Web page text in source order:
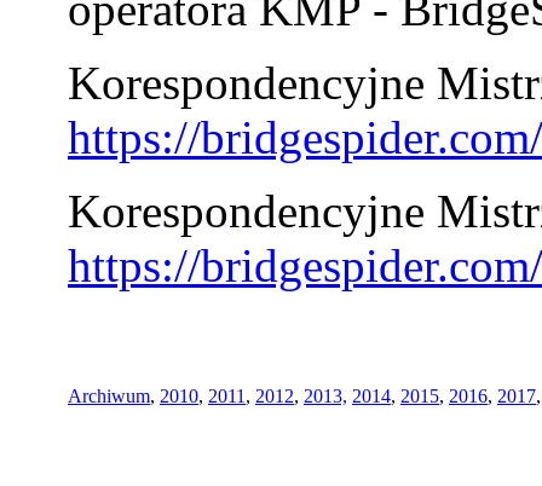
Korespondencyjne
https://
Korespondencyjne
https://
Archiwum, 2010, 2011 , 2012, 2013, 2014, 2015, 2016, 2017